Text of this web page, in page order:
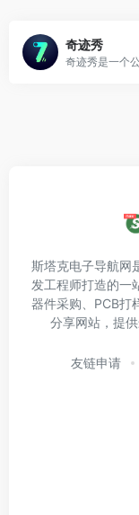
奇迹秀
斯塔克电子导航网
发工程师打造的一
器件采购、PCB打
分享网站，提
友链申请